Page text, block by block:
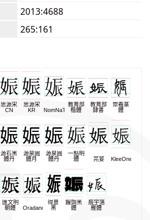
2013:4688
265:161
思源宋
CN
思源宋
KR
NomNaTong
教育部
楷體
教育部
隸書
崇羲篆
體
源石黑
體丹
源泉圓
體月
源泉圓
體丹
一點明
體
芫荽 KleeOne
匯文明
朝體
Oradano
得意
黑
饅頭黑
體
辰宇落
雁體